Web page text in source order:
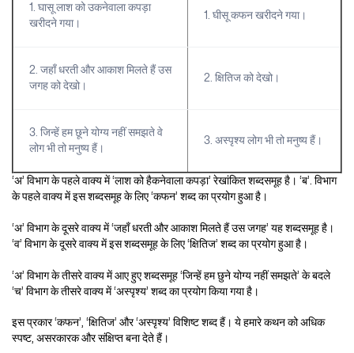
1. घासू लाश को उकनेवाला कपड़ा
खरीदने गया।
1. घीसू कफन खरीदने गया।
2. जहाँ धरती और आकाश मिलते हैं उस
जगह को देखो।
2. क्षितिज को देखो।
3. जिन्हें हम छूने योग्य नहीं समझते वे
लोग भी तो मनुष्य हैं।
3. अस्पृश्य लोग भी तो मनुष्य हैं।
‘अ’ विभाग के पहले वाक्य में ‘लाश को हैकनेवाला कपड़ा’ रेखांकित शब्दसमूह है। ‘ब’. विभाग
के पहले वाक्य में इस शब्दसमूह के लिए ‘कफन’ शब्द का प्रयोग हुआ है।
‘अ’ विभाग के दूसरे वाक्य में ‘जहाँ धरती और आकाश मिलते हैं उस जगह’ यह शब्दसमूह है।
‘व’ विभाग के दूसरे वाक्य में इस शब्दसमूह के लिए ‘क्षितिज’ शब्द का प्रयोग हुआ है।
‘अ’ विभाग के तीसरे वाक्य में आए हुए शब्दसमूह ‘जिन्हें हम छुने योग्य नहीं समझते’ के बदले
‘च’ विभाग के तीसरे वाक्य में ‘अस्पृश्य’ शब्द का प्रयोग किया गया है।
इस प्रकार ‘कफन’, ‘क्षितिज’ और ‘अस्पृश्य’ विशिष्ट शब्द हैं। ये हमारे कथन को अधिक
स्पष्ट, असरकारक और संक्षिप्त बना देते हैं।